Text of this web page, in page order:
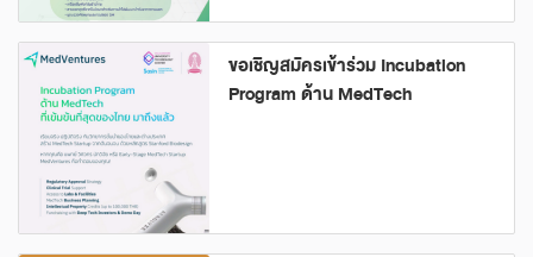
ขอเชิญสมัครเข้าร่วม Incubation
Program ด้าน MedTech